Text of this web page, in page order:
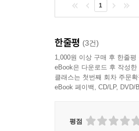
1
한줄평 (3건)
1,000원 이상 구매 후 한줄평
eBook은 다운로드 후 작성
클래스는 첫번째 회차 주문
eBook 페이백, CD/LP,
평점